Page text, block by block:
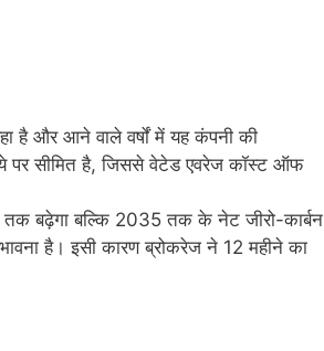
है और आने वाले वर्षों में यह कंपनी की
पर सीमित है, जिससे वेटेड एवरेज कॉस्ट ऑफ
बढ़ेगा बल्कि 2035 तक के नेट जीरो-कार्बन
है। इसी कारण ब्रोकरेज ने 12 महीने का